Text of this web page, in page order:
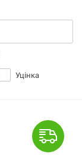
Уцінка